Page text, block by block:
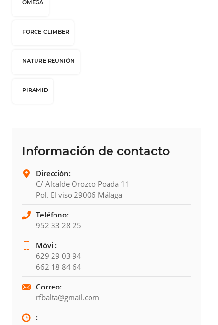
OMEGA
FORCE CLIMBER
NATURE REUNIÓN
PIRAMID
Información de contacto
Dirección:
C/ Alcalde Orozco Poada 11
Pol. El viso 29006 Málaga
Teléfono:
952 33 28 25
Móvil:
629 29 03 94
662 18 84 64
Correo:
rfbalta@gmail.com
: